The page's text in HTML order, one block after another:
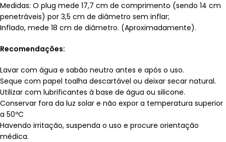
Medidas: O plug mede 17,7 cm de comprimento (sendo 14 cm
penetráveis) por 3,5 cm de diâmetro sem inflar;
Inflado, mede 18 cm de diâmetro. (Aproximadamente).
Recomendações:
Lavar com água e sabão neutro antes e após o uso.
Seque com papel toalha descartável ou deixar secar natural.
Utilizar com lubrificantes à base de água ou silicone.
Conservar fora da luz solar e não expor a temperatura superior
a 50ºC
Havendo irritação, suspenda o uso e procure orientação
médica.